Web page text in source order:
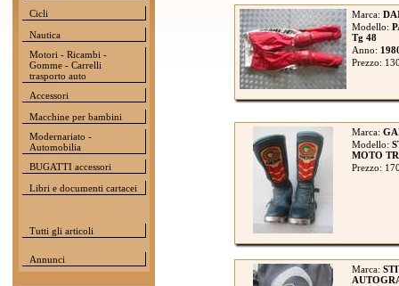
Cicli
Nautica
Motori - Ricambi -
Gomme - Carrelli
trasporto auto
Accessori
Macchine per bambini
Modernariato -
Automobilia
BUGATTI accessori
Libri e documenti cartacei
Tutti gli articoli
Annunci
Marca:
Modello:
Tg 48
Anno:
Prezzo:
Marca:
Modello:
MOTO
Prezzo:
Marca: